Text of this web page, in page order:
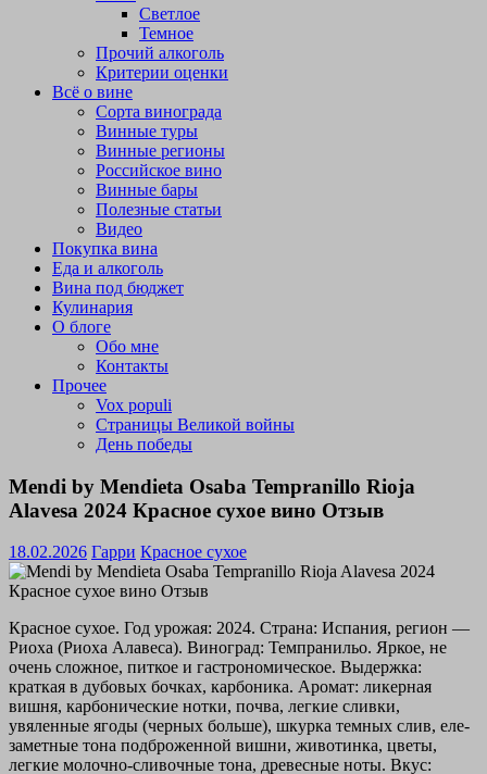
Светлое
Темное
Прочий алкоголь
Критерии оценки
Всё о вине
Сорта винограда
Винные туры
Винные регионы
Российское вино
Винные бары
Полезные статьи
Видео
Покупка вина
Еда и алкоголь
Вина под бюджет
Кулинария
О блоге
Обо мне
Контакты
Прочее
Vox populi
Страницы Великой войны
День победы
Mendi by Mendieta Osaba Tempranillo Rioja
Alavesa 2024 Красное сухое вино Отзыв
18.02.2026 Гарри Красное сухое
Красное сухое. Год урожая: 2024. Страна: Испания, регион —
Риоха (Риоха Алавеса). Виноград: Темпранильо. Яркое, не
очень сложное, питкое и гастрономическое. Выдержка:
краткая в дубовых бочках, карбоника. Аромат: ликерная
вишня, карбонические нотки, почва, легкие сливки,
увяленные ягоды (черных больше), шкурка темных слив, еле-
заметные тона подброженной вишни, животинка, цветы,
легкие молочно-сливочные тона, древесные ноты. Вкус: